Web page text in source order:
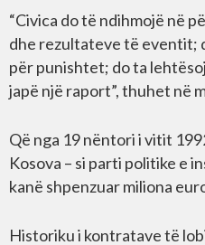
“Civica do të ndihmojë në
dhe rezultateve të eventit;
për punishtet; do ta
japë një raport”, thuhet në
Që nga 19 nëntori i vitit
Kosova – si parti politike e
kanë shpenzuar miliona
Historiku i kontratave të